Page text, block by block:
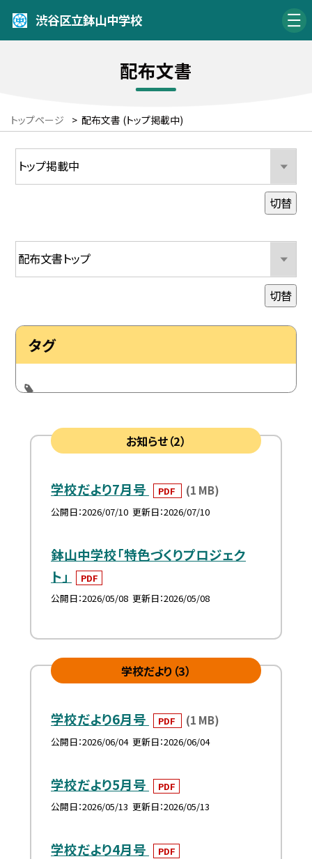
渋谷区立鉢山中学校
配布文書
トップページ > 配布文書 (トップ掲載中)
切替
切替
タグ
お知らせ（2）
学校だより7月号 PDF (1 MB)
公開日 2026/07/10 更新日 2026/07/10
鉢山中学校「特色づくりプロジェク
ト」
PDF
公開日 2026/05/08 更新日 2026/05/08
学校だより（3）
学校だより6月号 PDF (1 MB)
公開日 2026/06/04 更新日 2026/06/04
学校だより5月号
PDF
公開日 2026/05/13 更新日 2026/05/13
学校だより4月号
PDF